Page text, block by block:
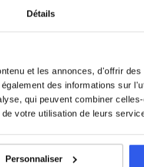
Détails
et les annonces, d'offrir
des informations sur
qui peuvent combiner
votre utilisation de leurs
Personnaliser
Autre 5 600 profs